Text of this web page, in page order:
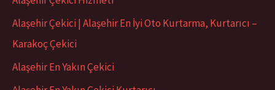
Alaşehir Çekici | Alaşehir En İyi Oto Kurtarma, Kurtarıcı –
Karakoç Çekici
Alaşehir En Yakın Çekici